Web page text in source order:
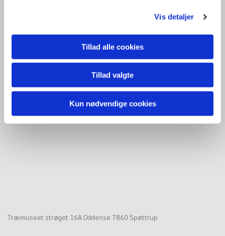
Vis detaljer
Tillad alle cookies
Tillad valgte
Kun nødvendige cookies
denne video.
Accepter cookies
Træmuseet strøget 16A Oddense 7860 Spøttrup